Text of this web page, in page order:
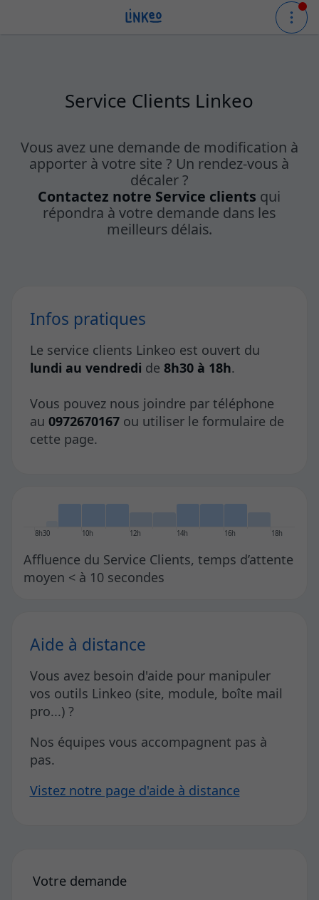
Service Clients Linkeo
Vous avez une demande de modification à
apporter à votre site ? Un rendez-vous à
décaler ?
Contactez notre Service clients qui
répondra à votre demande dans les
meilleurs délais.
Infos pratiques
Le service clients Linkeo est ouvert du
lundi au vendredi de 8h30 à 18h.
Vous pouvez nous joindre par téléphone
au 0972670167ou utiliser le formulaire de
cette page.
8h30 10h 12h 14h 16h 18h
Affluence du Service Clients, temps d’attente
moyen < à 10 secondes
Aide à distance
Vous avez besoin d'aide pour manipuler
vos outils Linkeo (site, module, boîte mail
pro...) ?
Nos équipes vous accompagnent pas à
pas.
Vistez notre page d'aide à distance
Votre demande